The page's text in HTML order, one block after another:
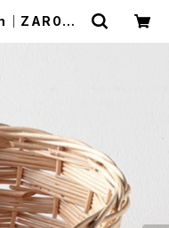
｜ZAR024